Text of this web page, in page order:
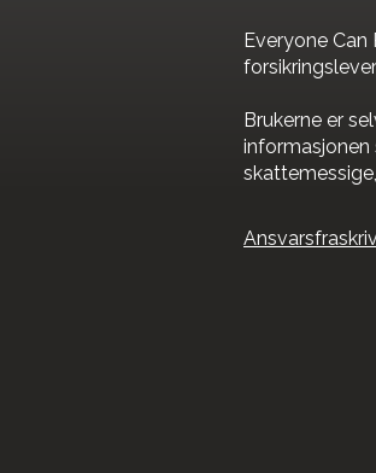
Everyone Can
Brukerne er
informasjonen